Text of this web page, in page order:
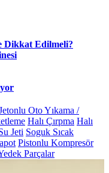
Dikkat Edilmeli?
Oto Yıkama /
Halı Çırpma Halı
Jeti Soguk Sıcak
Pistonlu Kompresör
Parçalar